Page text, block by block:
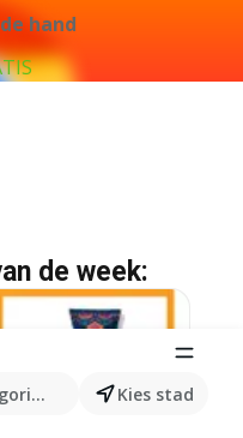
hand
producten...
Kies stad
de week: